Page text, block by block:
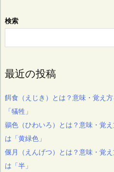
検索
最近の投稿
餌食（えじき）とは？意味・覚え
「犠牲」
鶸色（ひわいろ）とは？意味・覚
は「黄緑色」
偃月（えんげつ）とは？意味・覚
は「半」